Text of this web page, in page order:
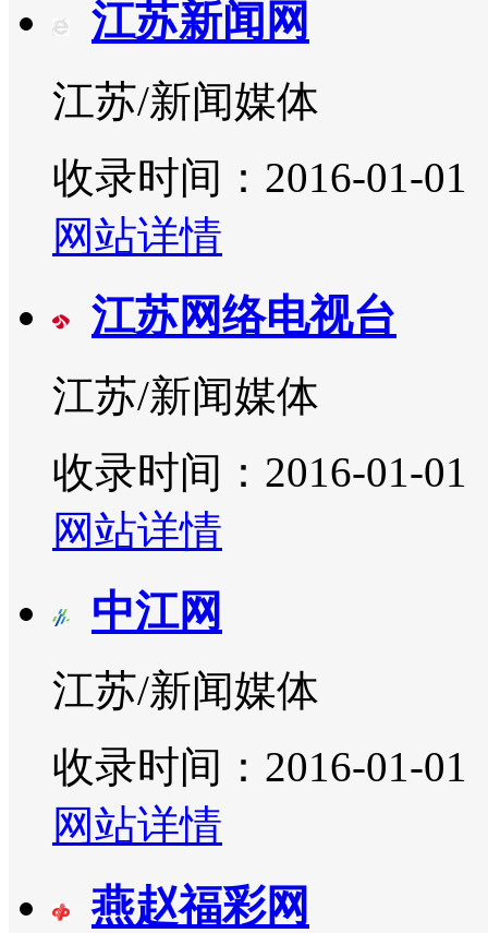
江苏新闻网
江苏/新闻媒体
收录时间：2016-01-01
网站详情
江苏网络电视台
江苏/新闻媒体
收录时间：2016-01-01
网站详情
中江网
江苏/新闻媒体
收录时间：2016-01-01
网站详情
燕赵福彩网